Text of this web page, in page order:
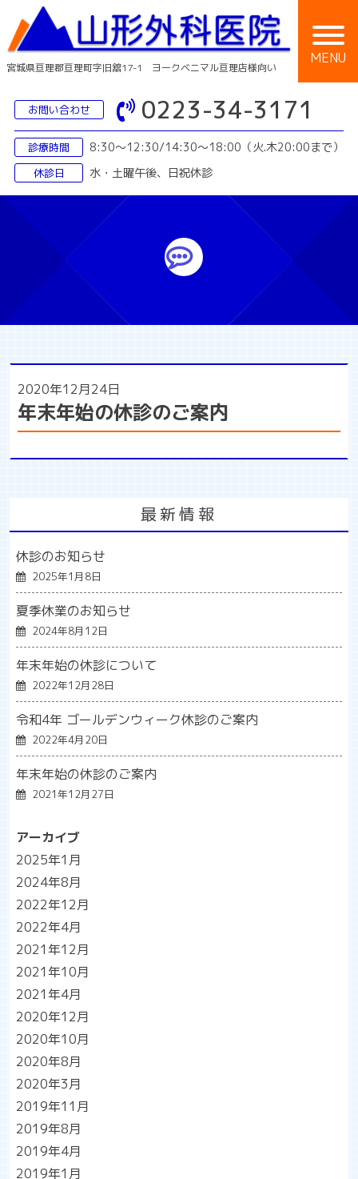
to
content
宮城県亘理郡亘理町字旧舘17-1 ヨークベニマル亘理店様向い
MENU
お問い合わせ 0223-34-3171
診療時間 8:30〜12:30/14:30〜18:00 （火.木20:00まで）
休診日 水・土曜午後、日祝休診
2020年12月24日
年末年始の休診のご案内
最新情報
休診のお知らせ
2025年1月8日
夏季休業のお知らせ
2024年8月12日
年末年始の休診について
2022年12月28日
令和4年 ゴールデンウィーク休診のご案内
2022年4月20日
年末年始の休診のご案内
2021年12月27日
アーカイブ
2025年1月
2024年8月
2022年12月
2022年4月
2021年12月
2021年10月
2021年4月
2020年12月
2020年10月
2020年8月
2020年3月
2019年11月
2019年8月
2019年4月
2019年1月